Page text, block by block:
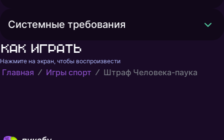
Системные требования
Как играть
Нажмите на экран, чтобы воспроизвести
Главная Игры спорт Штраф Человека-паука